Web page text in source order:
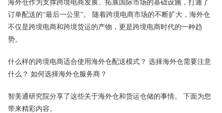
海外仓作为支撑跨境电商发展、拓展国际市场的基础设施，打通了
订单配送的“最后一公里”。 随着跨境电商市场的不断扩大，海外仓
不仅是跨境电商和跨境货运的产物，更是跨境电商时代的一种趋
势。
什么样的跨境电商适合使用海外仓配送模式？ 选择海外仓需要注意
什么？ 如何选择海外仓服务商？
智美通研究院分享了这些关于海外仓和货运仓储的事情。 下面为您
带来精彩内容。